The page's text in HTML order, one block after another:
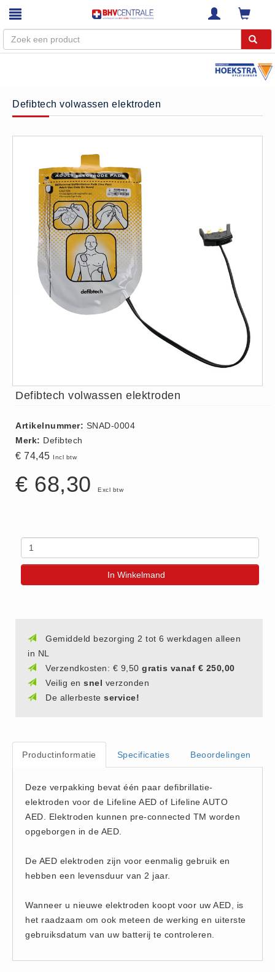
Home
Webshop
Trainingen
E-Learning
Diensten
Keuringen
RI&E
Bedrijfsnoodplannen
Plattegronden
VCA Trajecten
ISO 9001 Begeleiding
Evenementenveiligheid
Betalingsmogelijkheden
Privacy
Algemene Voorwaarden
AED
AED apparaten (11)
AED batterijen (12)
AED binnen - buiten kasten (11)
Beademings materialen (6)
BHV Kasten
BHV kasten (5)
BHV Kleding
Hesjes (9)
BHV middelen
BHV kasten (0)
Brandblusmiddelen
Defibtech volwassen elektroden
Defibtech volwassen elektroden
Artikelnummer: SNAD-0004
Merk: Defibtech
€ 74,45 Incl btw
€ 68,30 Excl btw
In Winkelmand
Gemiddeld bezorging 2 tot 6 werkdagen alleen
in NL
Verzendkosten: € 9,50 gratis vanaf € 250,00
Veilig en snel verzonden
De allerbeste service!
Productinformatie Specificaties Beoordelingen
Deze verpakking bevat één paar defibrillatie-
elektroden voor de Lifeline AED of Lifeline AUTO
AED. Elektroden kunnen pre-connected TM worden
opgeborgen in de AED.
De AED elektroden zijn voor eenmalig gebruik en
hebben een levensduur van 2 jaar.
Wanneer u nieuwe elektroden koopt voor uw AED, is
het raadzaam om ook meteen de werking en uiterste
gebruiksdatum van uw batterij te controleren.